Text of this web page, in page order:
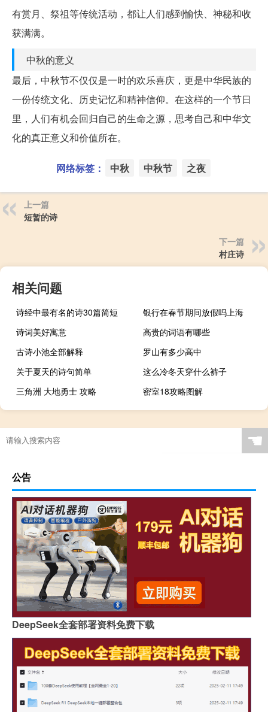
有赏月、祭祖等传统活动，都让人们感到愉快、神秘和收
获满满。
中秋的意义
最后，中秋节不仅仅是一时的欢乐喜庆，更是中华民族的
一份传统文化、历史记忆和精神信仰。在这样的一个节日
里，人们有机会回归自己的生命之源，思考自己和中华文
化的真正意义和价值所在。
网络标签： 中秋 中秋节 之夜
上一篇
短暂的诗
下一篇
村庄诗
相关问题
诗经中最有名的诗30篇简短
银行在春节期间放假吗上海
诗词美好寓意
高贵的词语有哪些
古诗小池全部解释
罗山有多少高中
关于夏天的诗句简单
这么冷冬天穿什么裤子
三角洲 大地勇士 攻略
密室18攻略图解
☚
公告
DeepSeek全套部署资料免费下载